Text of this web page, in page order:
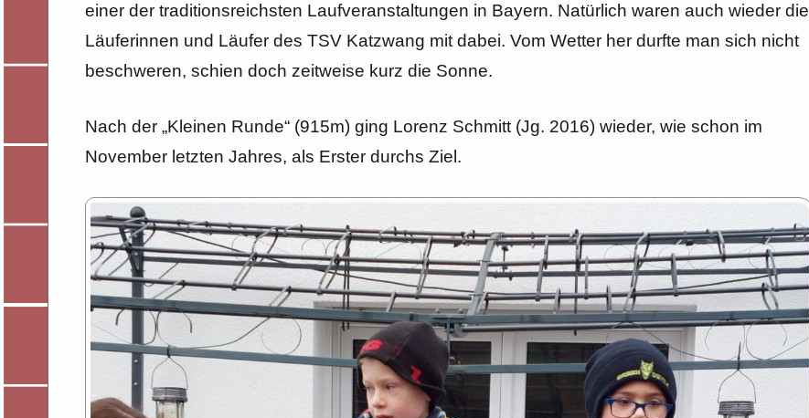
einer der traditionsreichsten Laufveranstaltungen in Bayern. Natürlich waren auch wieder die
Läuferinnen und Läufer des TSV Katzwang mit dabei. Vom Wetter her durfte man sich nicht
beschweren, schien doch zeitweise kurz die Sonne.
Nach der „Kleinen Runde“ (915m) ging Lorenz Schmitt (Jg. 2016) wieder, wie schon im
November letzten Jahres, als Erster durchs Ziel.